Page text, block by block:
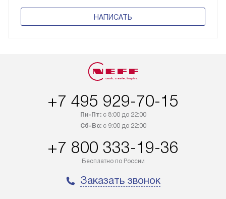
НАПИСАТЬ
+7 495 929-70-15
Пн-Пт:с 8:00 до 22:00
Сб-Вс:с 9:00 до 22:00
+7 800 333-19-36
Бесплатно по России
Заказать звонок